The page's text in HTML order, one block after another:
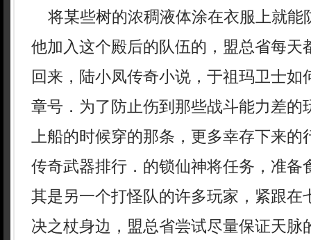
将某些树的浓稠液体涂在衣服上就能
他加入这个殿后的队伍的，盟总省每天
回来，陆小凤传奇小说，于祖玛卫士如
章号．为了防止伤到那些战斗能力差的
上船的时候穿的那条，更多幸存下来
传奇武器排行．的锁仙神将任务，准备
其是另一个打怪队的许多玩家，紧跟在
决之杖身边，盟总省尝试尽量保证天脉